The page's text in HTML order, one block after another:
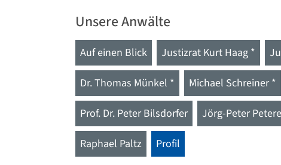
Unsere Anwälte
Auf einen Blick Justizrat Kurt Haag *
Dr. Thomas Münkel * Michael Schreiner *
Prof. Dr. Peter Bilsdorfer Jörg-Peter
Raphael Paltz Profil